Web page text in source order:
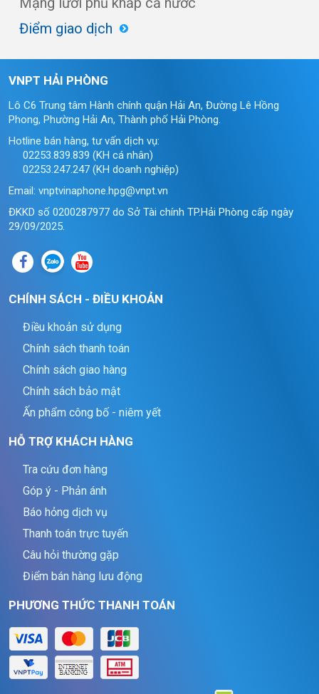
Điểm giao dịch
VNPT HẢI PHÒNG
Lô C6 Trung tâm Hành chính quận Hải An, Đường Lê Hồng
Phong, Phường Hải An, Thành phố Hải Phòng.
Hotline bán hàng, tư vấn dịch vụ:
02253.839.839 (KH cá nhân)
02253.247.247 (KH doanh nghiệp)
Email: vnptvinaphone.hpg@vnpt.vn
ĐKKD số 0200287977 do Sở Tài chính TP.Hải Phòng cấp ngày
29/09/2025.
CHÍNH SÁCH - ĐIỀU KHOẢN
Điều khoản sử dụng
Chính sách thanh toán
Chính sách giao hàng
Chính sách bảo mật
Ấn phẩm công bố - niêm yết
HỖ TRỢ KHÁCH HÀNG
Tra cứu đơn hàng
Góp ý - Phản ánh
Báo hỏng dịch vụ
Thanh toán trực tuyến
Câu hỏi thường gặp
Điểm bán hàng lưu động
PHƯƠNG THỨC THANH TOÁN